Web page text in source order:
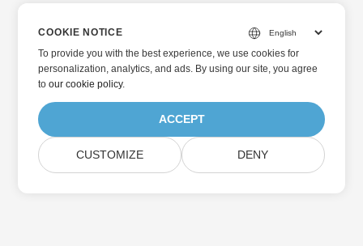
COOKIE NOTICE
To provide you with the best experience, we use cookies for
personalization, analytics, and ads. By using our site, you agree
toour cookie policy.
ACCEPT
CUSTOMIZE DENY